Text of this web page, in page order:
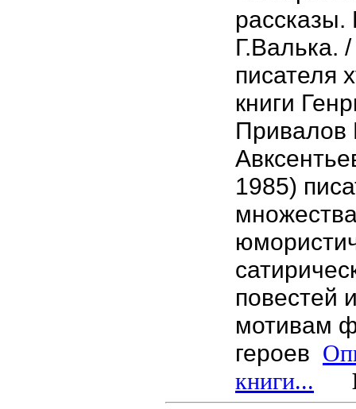
рассказы.
Г.Валька.
писателя
книги
Привалов
1985)
повестей
мотивам
героев
книги...